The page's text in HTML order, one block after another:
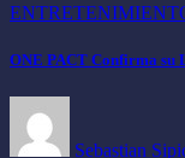
ONE PACT Confirma su
Sebastian